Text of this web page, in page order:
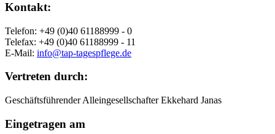
Kontakt:
Telefon: +49 (0)40 61188999 - 0
Telefax: +49 (0)40 61188999 - 11
E-Mail: info@tap-tagespflege.de
Vertreten durch:
Geschäftsführender Alleingesellschafter Ekkehard Janas
Eingetragen am